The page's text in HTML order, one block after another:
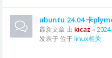
ubuntu 24.04 卡
最新文章 由 kicaz «
发表于 位于linux相关